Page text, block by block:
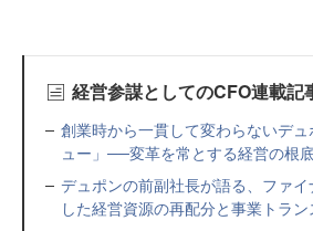
経営参謀としてのCFO連載記
創業時から一貫して変わらないデ
ュー」──変革を常とする経営の根
デュポンの前副社長が語る、ファ
した経営資源の再配分と事業トラ